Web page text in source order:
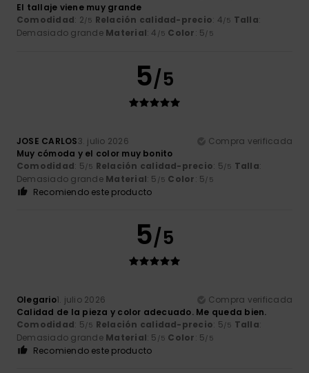
El tallaje viene muy grande
Comodidad: 2/5 Relación calidad-precio: 4/5 Talla:
Demasiado grande Material: 4 /5 Color: 5/5
5/5
JOSE CARLOS3. julio 2026
Compra verificada
Muy cómoda y el color muy bonito
Comodidad: 5/5 Relación calidad-precio: 5/5 Talla:
Demasiado grande Material: 5 /5 Color: 5/5
Recomiendo este producto
5/5
Olegario1. julio 2026
Compra verificada
Calidad de la pieza y color adecuado. Me queda bien.
Comodidad: 5/5 Relación calidad-precio: 5/5 Talla:
Demasiado grande Material: 5 /5 Color: 5/5
Recomiendo este producto